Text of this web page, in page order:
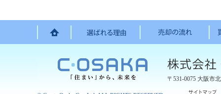
〒531-0075 大阪市